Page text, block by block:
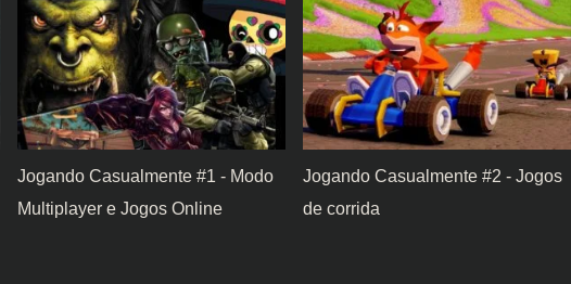
Jogando Casualmente #1 - Modo
Multiplayer e Jogos Online
Jogando Casualmente #2 - Jogos
de corrida